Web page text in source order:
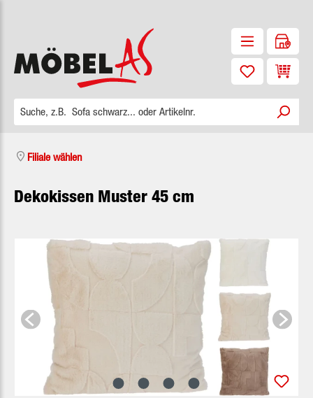
Filiale wählen
Dekokissen Muster 45 cm
Bildergalerie überspringen